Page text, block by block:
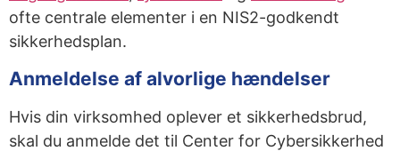
ofte centrale elementer i en NIS2-godkendt
sikkerhedsplan.
Anmeldelse af alvorlige hændelser
Hvis din virksomhed oplever et sikkerhedsbrud,
skal du anmelde det til Center for Cybersikkerhed